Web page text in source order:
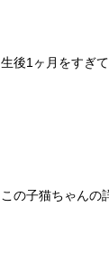
生後1ヶ月をすぎ
この子猫ちゃんの